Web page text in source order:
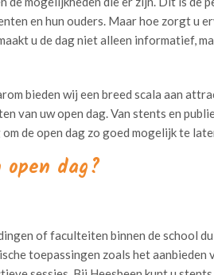
en hun ouders. Maar hoe zorgt u
u de dag niet alleen informatief,
bieden wij een breed scala aan
van uw open dag. Van stents en
de open dag zo goed mogelijk te
dag?
of faculteiten binnen de school
toepassingen zoals het aanbieden